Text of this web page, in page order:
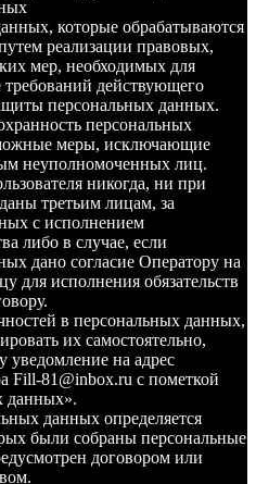
которые обрабатываются
реализации правовых,
мер, необходимых для
действующего
персональных данных.
персональных
меры, исключающие
неуполномоченных лиц.
никогда, ни при
третьим лицам, за
с исполнением
либо в случае, если
дано согласие Оператору на
для исполнения обязательств
в персональных данных,
их самостоятельно,
уведомление на адрес
Fill-81@inbox.ru с пометкой
данных».
данных определяется
были собраны персональные
договором или